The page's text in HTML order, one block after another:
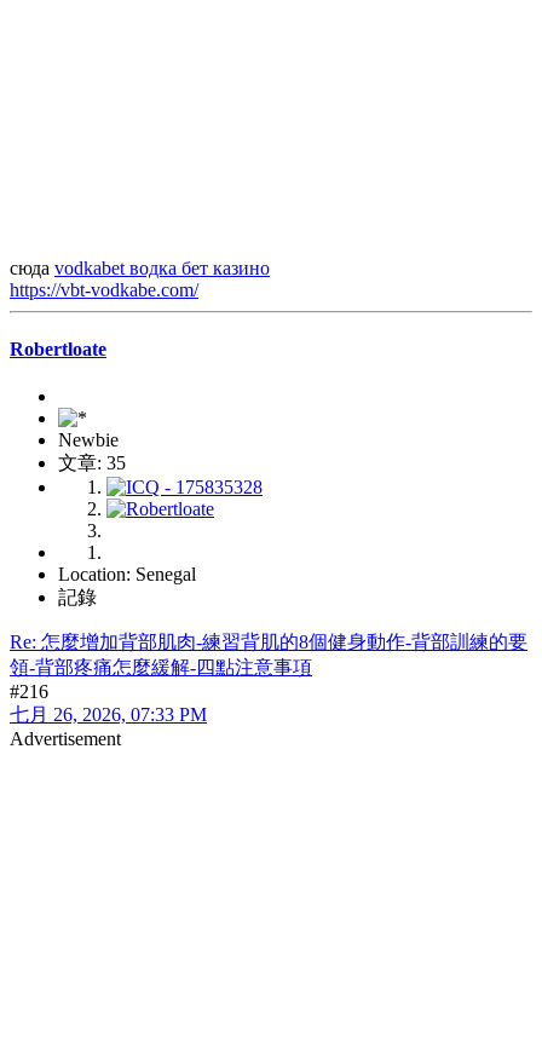
сюда vodkabet водка бет казино
https://vbt-vodkabe.com/
Robertloate
Newbie
文章: 35
Location: Senegal
記錄
Re: 怎麼增加背部肌肉-練習背肌的8個健身動作-背部訓練的要
領-背部疼痛怎麼緩解-四點注意事項
#216
七月 26, 2026, 07:33 PM
Advertisement